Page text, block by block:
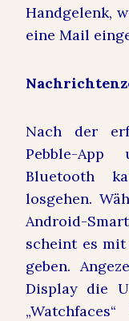
Handgelenk,
eine Mail
Nach der
Pebble-
Bluetooth
losgehen.
Android-
scheint es
geben.
Display die